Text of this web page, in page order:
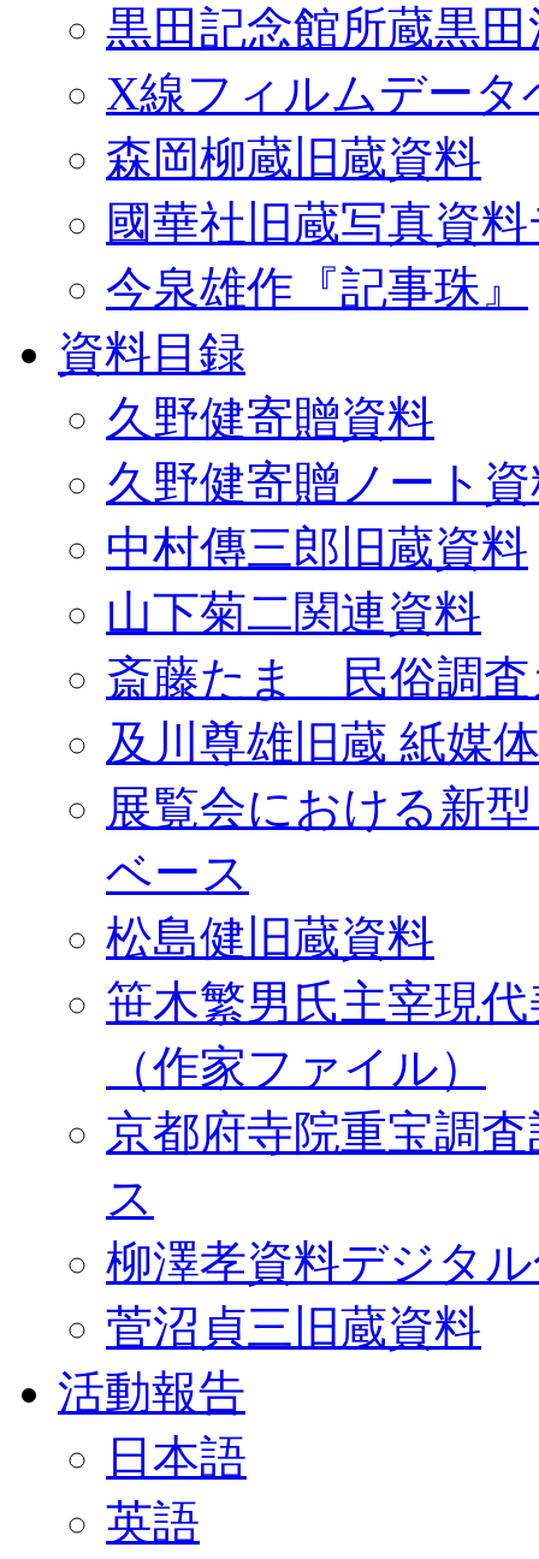
黒田記念館所蔵黒
X線フィルムデータ
森岡柳蔵旧蔵資料
國華社旧蔵写真資
今泉雄作『記事珠』
資料目録
久野健寄贈資料
久野健寄贈ノート
中村傳三郎旧蔵資料
山下菊二関連資料
斎藤たま 民俗調査
及川尊雄旧蔵 紙媒
展覧会における新
ベース
松島健旧蔵資料
笹木繁男氏主宰現
（作家ファイル）
京都府寺院重宝調
ス
柳澤孝資料デジタ
菅沼貞三旧蔵資料
活動報告
日本語
英語